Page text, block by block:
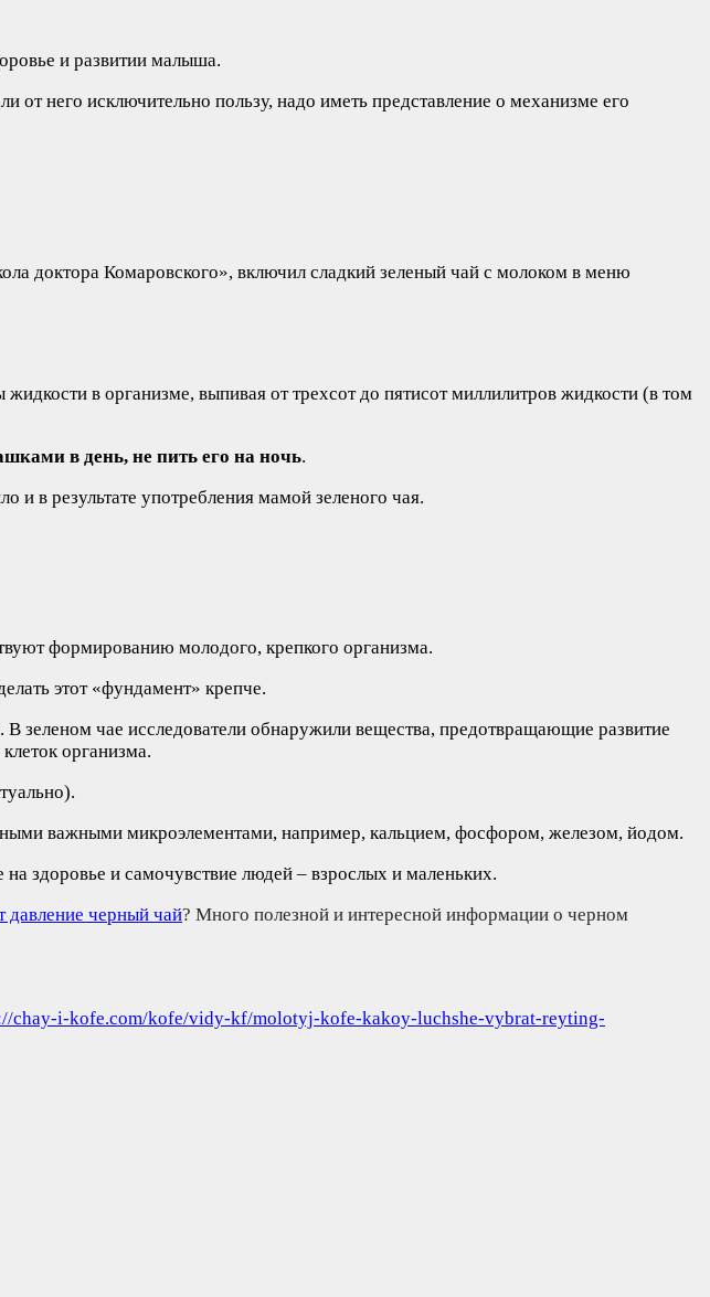
и развитии малыша.
от него исключительно пользу, надо иметь представление о механизме его
доктора Комаровского», включил сладкий зеленый чай с молоком в меню
в организме, выпивая от трехсот до пятисот миллилитров жидкости (в том
в день, не пить его на ночь.
в результате употребления мамой зеленого чая.
формированию молодого, крепкого организма.
этот «фундамент» крепче.
зеленом чае исследователи обнаружили вещества, предотвращающие развитие
организма.
важными микроэлементами, например, кальцием, фосфором, железом, йодом.
здоровье и самочувствие людей – взрослых и маленьких.
давление черный чай? Много полезной и интересной информации о черном
chay-i-kofe.com/kofe/vidy-kf/molotyj-kofe-kakoy-luchshe-vybrat-reyting-